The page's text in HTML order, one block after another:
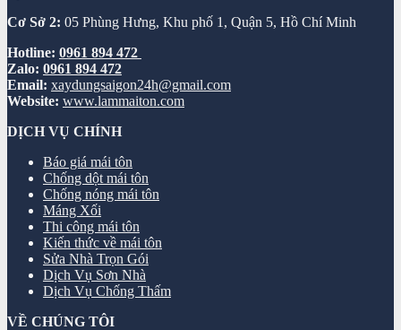
Cơ Sở 2: 05 Phùng Hưng, Khu phố 1, Quận 5, Hồ Chí Minh
Hotline: 0961 894 472
Zalo: 0961 894 472
Email: xaydungsaigon24h@gmail.com
Website: www.lammaiton.com
DỊCH VỤ CHÍNH
Báo giá mái tôn
Chống dột mái tôn
Chống nóng mái tôn
Máng Xối
Thi công mái tôn
Kiến thức về mái tôn
Sửa Nhà Trọn Gói
Dịch Vụ Sơn Nhà
Dịch Vụ Chống Thấm
VỀ CHÚNG TÔI